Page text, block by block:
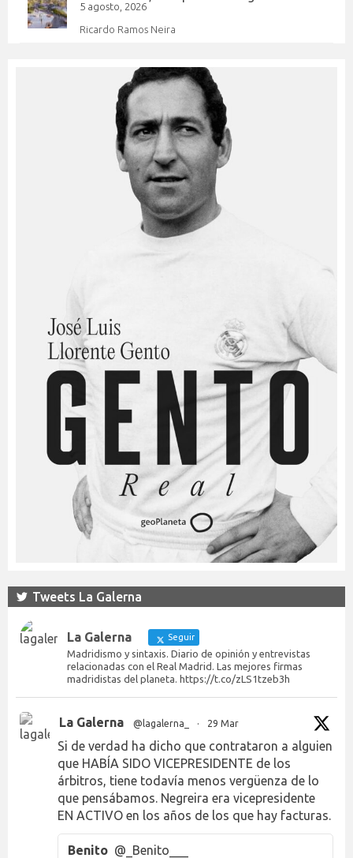
5 agosto, 2026
Ricardo Ramos Neira
Tweets La Galerna
La Galerna Seguir
Madridismo y sintaxis. Diario de opinión y entrevistas
relacionadas con el Real Madrid. Las mejores firmas
madridistas del planeta. https://t.co/zLS1tzeb3h
La Galerna @lagalerna_ · 29 Mar
Si de verdad ha dicho que contrataron a alguien
que HABÍA SIDO VICEPRESIDENTE de los
árbitros, tiene todavía menos vergüenza de lo
que pensábamos. Negreira era vicepresidente
EN ACTIVO en los años de los que hay facturas.
Benito @_Benito___